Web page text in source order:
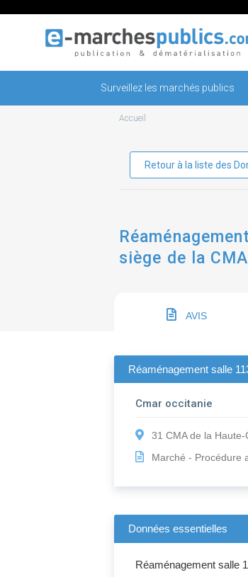
Surveillez les marchés publics
Accueil
Retour à la liste des
siège de la
AVIS
Réaménagement salle
Cmar occitanie
31 CMA de la Haute-
Marché - Procédure
Données essentielles
Réaménagement salle